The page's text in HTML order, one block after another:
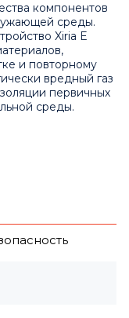
компонентов
среды.
Xiria E
и повторному
вредный газ
первичных
среды.